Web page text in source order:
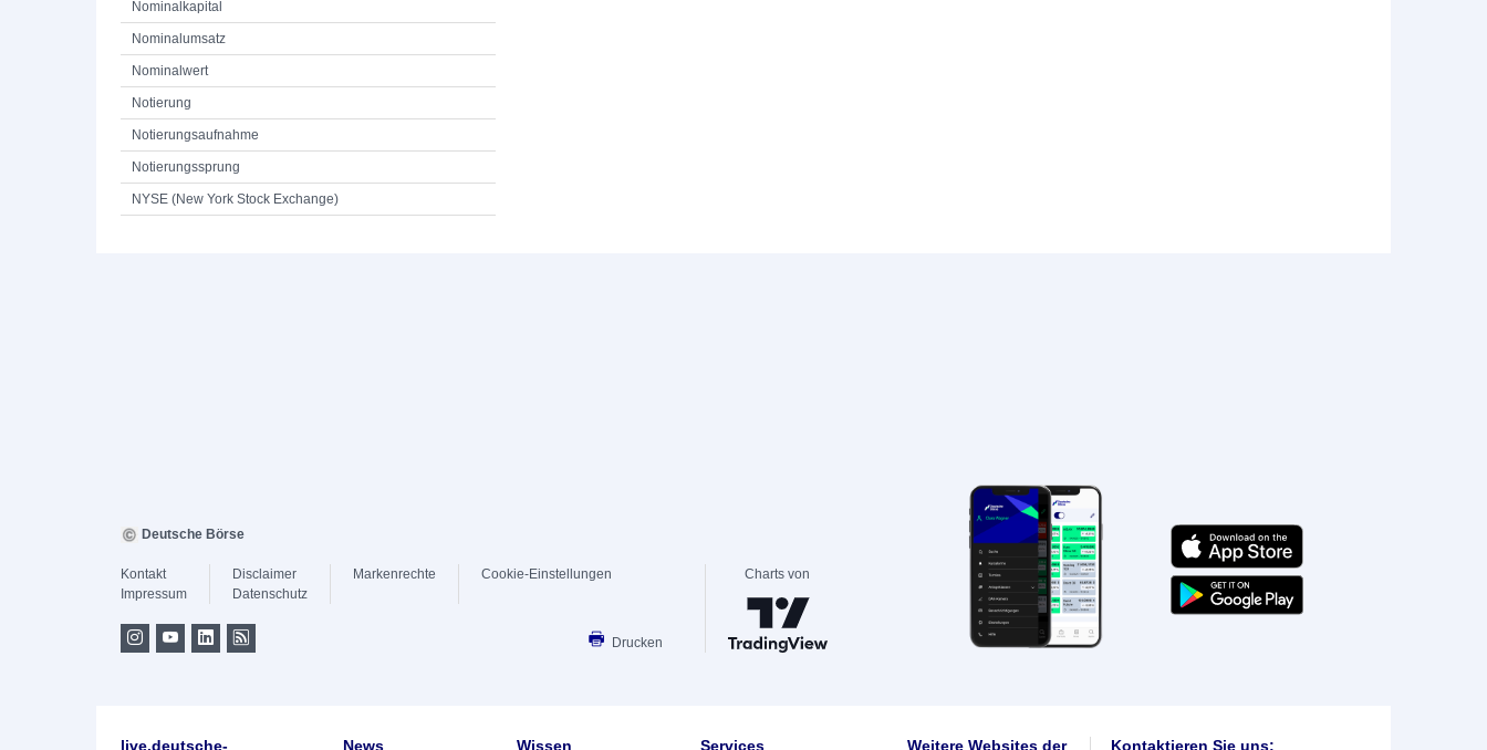
Nominalkapital
Nominalumsatz
Nominalwert
Notierung
Notierungsaufnahme
Notierungssprung
NYSE (New York Stock Exchange)
Deutsche Börse
Kontakt
Impressum
Disclaimer
Datenschutz
Markenrechte Cookie-Einstellungen
Drucken
Charts von
live.deutsche- News Wissen Services Weitere Websites der Kontaktieren Sie uns: